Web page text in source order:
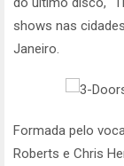
shows nas
Janeiro.
Formada pelo
Roberts e Chris